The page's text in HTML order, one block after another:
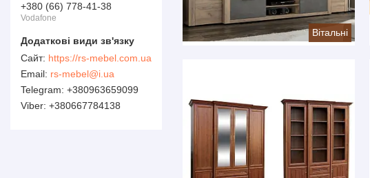
Вітальні
+380 (66) 778-41-38
Vodafone
https://rs-mebel.com.ua
rs-mebel@i.ua
+380963659099
+380667784138